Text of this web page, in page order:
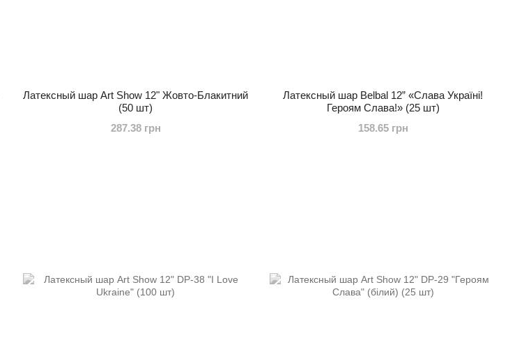
Латексный шар Art Show 12" Жовто-Блакитний
(50 шт)
287.38 грн
Латексный шар Belbal 12” «Слава Україні!
Героям Слава!» (25 шт)
158.65 грн